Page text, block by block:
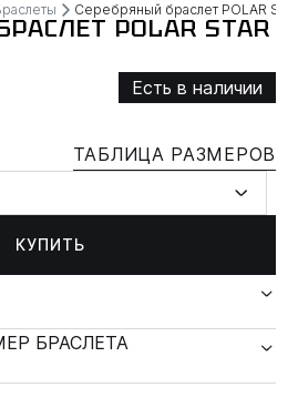
Серебряный браслет POLAR
POLAR STAR
Есть в наличии
ТАБЛИЦА РАЗМЕРОВ
КУПИТЬ
БРАСЛЕТА